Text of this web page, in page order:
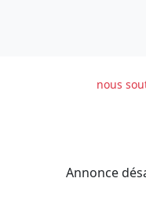
nous
Annonce